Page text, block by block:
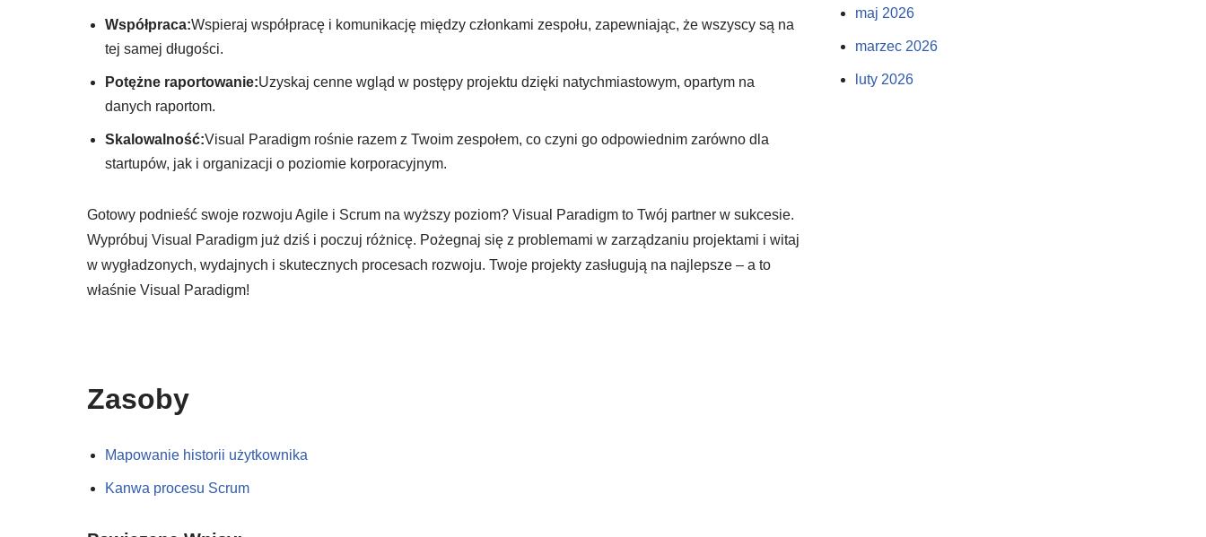
Współpraca:Wspieraj współpracę i komunikację między członkami zespołu, zapewniając, że wszyscy są na
tej samej długości.
Potężne raportowanie:Uzyskaj cenne wgląd w postępy projektu dzięki natychmiastowym, opartym na
danych raportom.
Skalowalność:Visual Paradigm rośnie razem z Twoim zespołem, co czyni go odpowiednim zarówno dla
startupów, jak i organizacji o poziomie korporacyjnym.
Gotowy podnieść swoje rozwoju Agile i Scrum na wyższy poziom? Visual Paradigm to Twój partner w sukcesie.
Wypróbuj Visual Paradigm już dziś i poczuj różnicę. Pożegnaj się z problemami w zarządzaniu projektami i witaj
w wygładzonych, wydajnych i skutecznych procesach rozwoju. Twoje projekty zasługują na najlepsze – a to
właśnie Visual Paradigm!
Zasoby
Mapowanie historii użytkownika
Kanwa procesu Scrum
maj 2026
marzec 2026
luty 2026